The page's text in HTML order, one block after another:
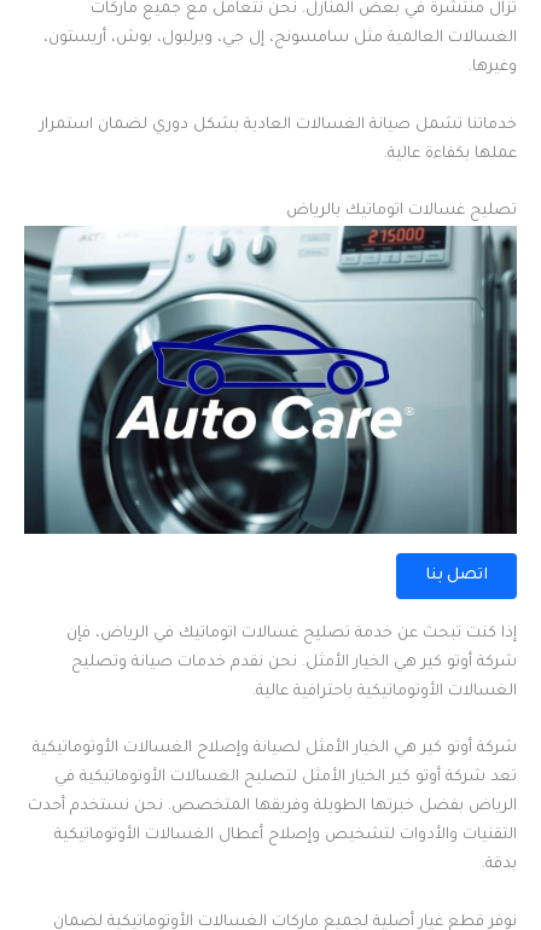
تزال منتشرة في بعض المنازل. نحن نتعامل مع جميع ماركات
الغسالات العالمية مثل سامسونج، إل جي، ويرلبول، بوش، أريستون،
وغيرها.
خدماتنا تشمل صيانة الغسالات العادية بشكل دوري لضمان استمرار
عملها بكفاءة عالية.
تصليح غسالات اتوماتيك بالرياض
اتصل بنا
إذا كنت تبحث عن خدمة تصليح غسالات اتوماتيك في الرياض، فإن
شركة أوتو كير هي الخيار الأمثل. نحن نقدم خدمات صيانة وتصليح
الغسالات الأوتوماتيكية باحترافية عالية.
شركة أوتو كير هي الخيار الأمثل لصيانة وإصلاح الغسالات الأوتوماتيكية
تعد شركة أوتو كير الخيار الأمثل لتصليح الغسالات الأوتوماتيكية في
الرياض بفضل خبرتها الطويلة وفريقها المتخصص. نحن نستخدم أحدث
التقنيات والأدوات لتشخيص وإصلاح أعطال الغسالات الأوتوماتيكية
بدقة.
نوفر قطع غيار أصلية لجميع ماركات الغسالات الأوتوماتيكية لضمان